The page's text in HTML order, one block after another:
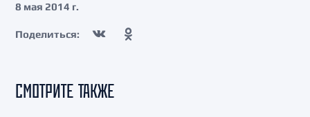
8 мая 2014 г.
Поделиться:
СМОТРИТЕ ТАКЖЕ